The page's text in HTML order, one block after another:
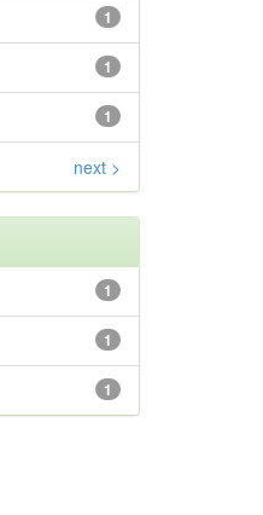
1
1
1
next >
1
1
1